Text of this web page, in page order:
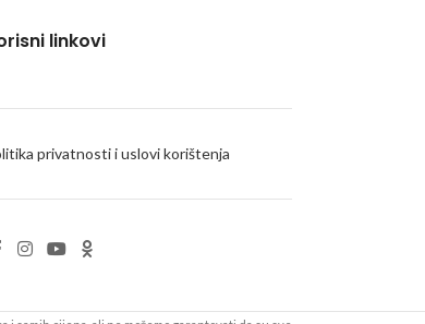
linkovi
privatnosti i uslovi korištenja